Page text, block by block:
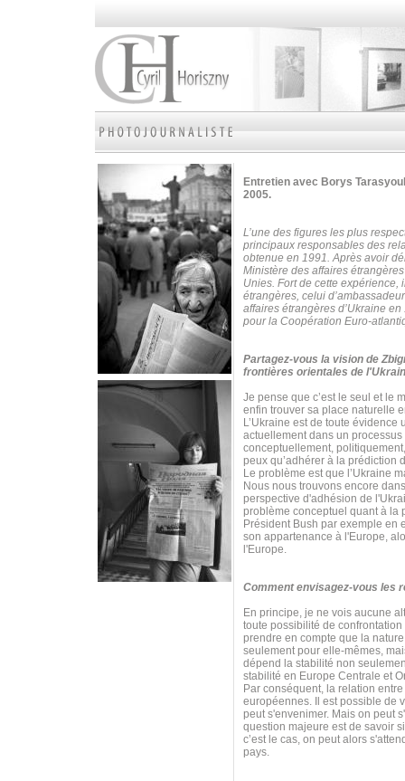
Entretien avec Borys
2005.
L’une des figures les plus
principaux responsables des
obtenue en 1991. Après avoir
Ministère des affaires
Unies. Fort de cette expérience,
étrangères, celui
affaires étrangères d’Ukraine
pour la Coopération Euro-
Partagez-vous la vision de
frontières orientales de
Je pense que c’est le seul et le
enfin trouver sa place naturelle
L’Ukraine est de toute
actuellement dans un
conceptuellement,
peux qu’adhérer à la prédiction
Le problème est que l’Ukraine
Nous nous trouvons encore
perspective d'adhésion de
problème conceptuel quant à la
Président Bush par exemple
son appartenance à l'Europe,
l'Europe.
Comment envisagez-vous les
En principe, je ne vois aucune
toute possibilité de
prendre en compte que la
seulement pour elle-mêmes,
dépend la stabilité non
stabilité en Europe Centrale et
Par conséquent, la relation
européennes. Il est possible de
peut s'envenimer. Mais on peut
question majeure est de savoir
c’est le cas, on peut alors
pays.